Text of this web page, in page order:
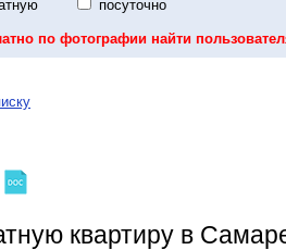
посуточно
по фотографии найти
квартиру в